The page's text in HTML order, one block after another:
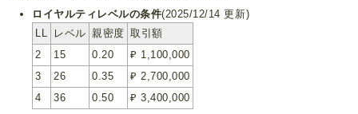
ロイヤルティレベルの条件(2025/12/14 更新)
LL
レベル 親密度 取引額
2
15 0.20
₽ 1,100,000
3
26 0.35
₽ 2,700,000
4
36 0.50 ₽ 3,400,000